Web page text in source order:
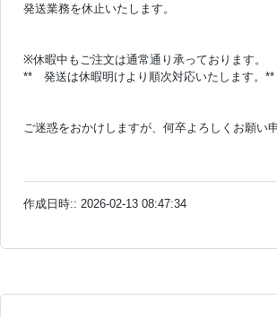
発送業務を休止いたします。
※休暇中もご注文は通常通り承っております。
** 発送は休暇明けより順次対応いたします。**
ご迷惑をおかけしますが、何卒よろしくお願い
作成日時:: 2026-02-13 08:47:34